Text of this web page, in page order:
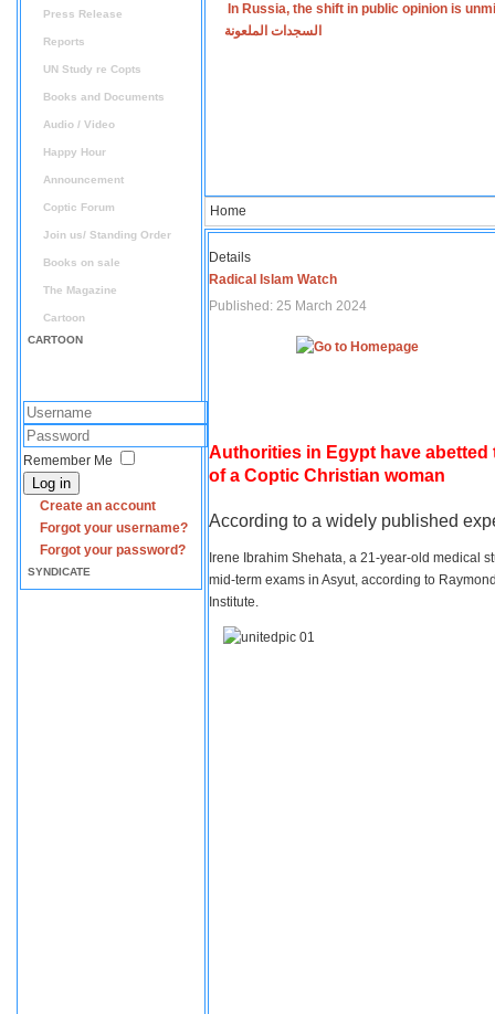
Press Release
Reports
UN Study re Copts
Books and Documents
Audio / Video
Happy Hour
Announcement
Coptic Forum
Join us/ Standing Order
Books on sale
The Magazine
Cartoon
CARTOON
Remember Me
Log in
Create an account
Forgot your username?
Forgot your password?
SYNDICATE
In Russia, the shift in public opinion is
السجدات الملعونة
Home
Details
Radical Islam Watch
Published: 25 March 2024
Authorities in Egypt have
of a Coptic Christian woman
According to a widely published
Irene Ibrahim Shehata, a 21-year-old medical
mid-term exams in Asyut, according to
Institute.